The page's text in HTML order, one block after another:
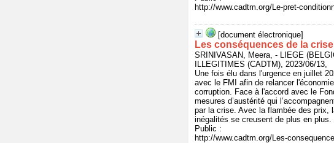
http://www.cadtm.org/Le-pret-
[document électronique]
Les conséquences de la
SRINIVASAN, Meera, - LIEGE
ILLEGITIMES (CADTM), 2023/06/13,
Une fois élu dans l'urgence en juillet
avec le FMI afin de relancer
corruption. Face à l'accord avec le
mesures d’austérité qui
par la crise. Avec la flambée des prix,
inégalités se creusent de plus en plus.
Public :
http://www.cadtm.org/Les-